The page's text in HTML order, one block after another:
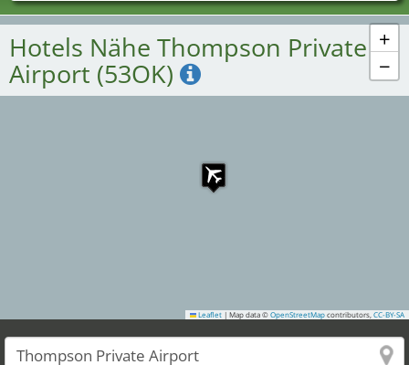
+
−
Leaflet | Map data © OpenStreetMap contributors, CC-BY-SA
Hotels Nähe Thompson Private
Airport (53OK)
Messenamen Länder Städte
Branchen
Dienstleisterbranchen